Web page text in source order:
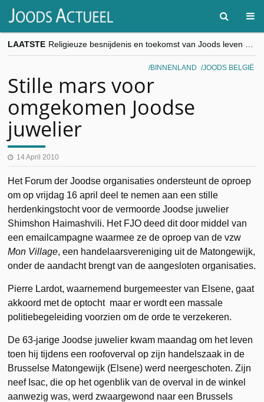
LAATSTE
“Besnijdenisdebat toont hoe moeilijk seculiere Westen minderheden begrijpt”, Jinnih Beels (Vooruit)
CITYTRIP | ROEMENIË – Boekarest: de verrassing van Oost-Europa
BINNENLAND JOODS BELGIË
Stille mars voor
omgekomen Joodse
juwelier
14 April 2010
Het Forum der Joodse organisaties ondersteunt de oproep
om op vrijdag 16 april deel te nemen aan een stille
herdenkingstocht voor de vermoorde Joodse juwelier
Shimshon Haimashvili. Het FJO deed dit door middel van
een emailcampagne waarmee ze de oproep van de vzw
Mon Village, een handelaarsvereniging uit de Matongewijk,
onder de aandacht brengt van de aangesloten organisaties.
Pierre Lardot, waarnemend burgemeester van Elsene, gaat
akkoord met de optocht maar er wordt een massale
politiebegeleiding voorzien om de orde te verzekeren.
De 63-jarige Joodse juwelier kwam maandag om het leven
toen hij tijdens een roofoverval op zijn handelszaak in de
Brusselse Matongewijk (Elsene) werd neergeschoten. Zijn
neef Isac, die op het ogenblik van de overval in de winkel
aanwezig was, werd zwaargewond naar een Brussels